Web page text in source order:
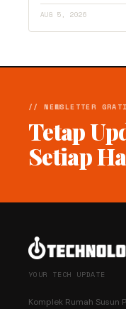
AUG 5, 2026
// NEWSLETTER
Tetap
Setiap
YOUR TECH UPDATE
Komplek Rumah Susun